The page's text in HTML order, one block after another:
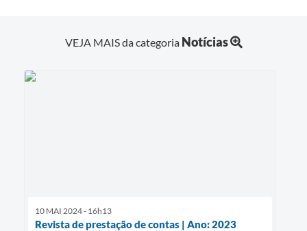
VEJA MAIS da categoria Notícias
10 MAI 2024 - 16h13
Revista de prestação de contas | Ano: 2023